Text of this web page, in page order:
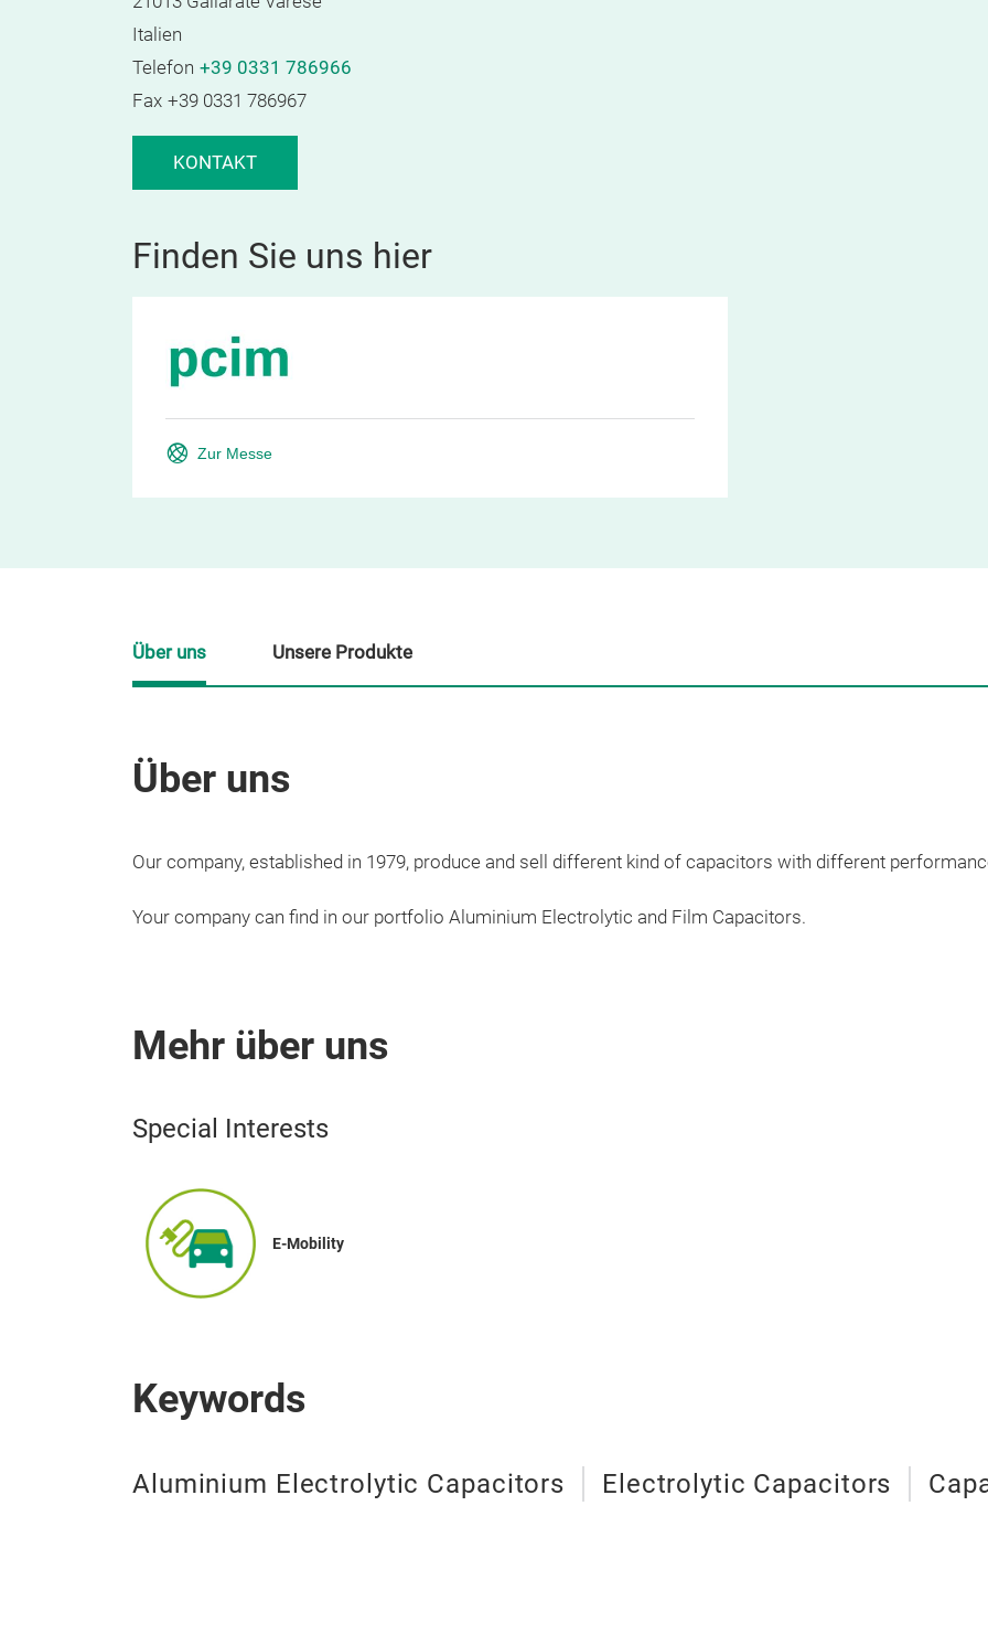
Italien
Telefon +39 0331 786966
Fax +39 0331 786967
KONTAKT
Finden Sie uns hier
Zur Messe
Über uns
Our company, established in 1979, produce and sell different kind of capacitors with different
Your company can find in our portfolio Aluminium Electrolytic and Film Capacitors.
Mehr über uns
Special Interests
E-Mobility
Keywords
Aluminium Electrolytic Capacitors Electrolytic Capacitors
Über uns Unsere Produkte